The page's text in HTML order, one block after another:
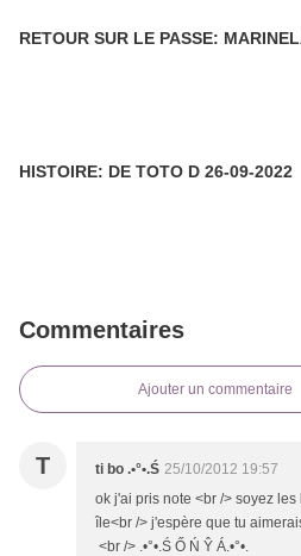
HISTOIRE: DE TOTO D 26-09-2022
Commentaires
Ajouter un commentaire
T ti bo .•°•.Ś 25/10/2012 19:57
ok j'ai pris note <br /> soyez
île<br /> j'espère que tu
<br /> .•°•.Ś Ő Ń Ŷ Á.•°•.